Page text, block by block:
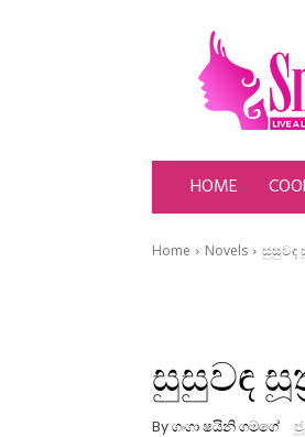
SmartLady
HOME
Home Novels සුසුවඳ
සුසුවඳ
By ගංගා ෂයිනි ගමගේ